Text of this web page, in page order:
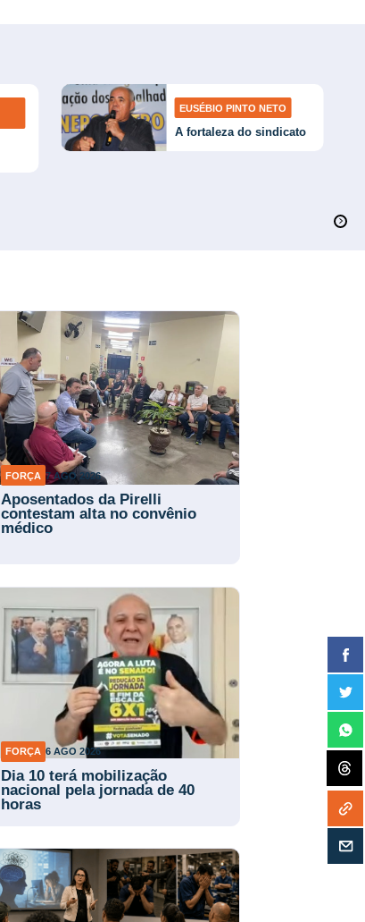
EUSÉBIO PINTO NETO
A fortaleza do sindicato
FORÇA 7 AGO 2026
Aposentados da Pirelli
contestam alta no convênio
médico
FORÇA 6 AGO 2026
Dia 10 terá mobilização
nacional pela jornada de 40
horas